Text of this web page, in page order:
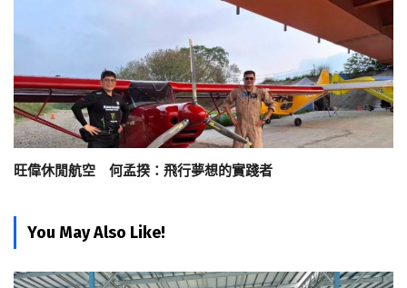
旺偉休閒航空 何孟揆：飛行夢想的實踐者
You May Also Like!